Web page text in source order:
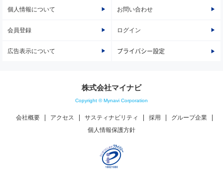
個人情報について お問い合わせ
会員登録 ログイン
広告表示について プライバシー設定
株式会社マイナビ
Copyright © Mynavi Corporation
会社概要 アクセス サスティナビリティ 採用
グループ企業
個人情報保護方針